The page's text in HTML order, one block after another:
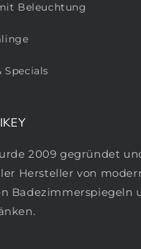
Beleuchtung
Specials
2009 gegründet
Hersteller von
Badezimmerspiegeln